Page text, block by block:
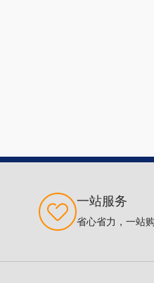
一站服务
省心省力，一站